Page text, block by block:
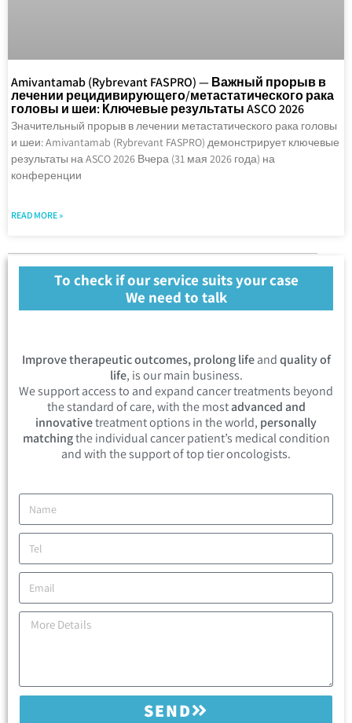
Amivantamab (Rybrevant FASPRO) — Важный прорыв в
лечении рецидивирующего/метастатического рака
головы и шеи: Ключевые результаты ASCO 2026
Значительный прорыв в лечении метастатического рака головы
и шеи: Amivantamab (Rybrevant FASPRO) демонстрирует ключевые
результаты на ASCO 2026 Вчера (31 мая 2026 года) на
конференции
READ MORE »
To check if our service suits your case
We need to talk
Improve therapeutic outcomes, prolong lifeandquality of
life, is our main business.
We support access to and expand cancer treatments beyond
the standard of care, with the mostadvanced and
innovativetreatment options in the world, personally
matchingthe individual cancer patient’s medical condition
and with the support of top tier oncologists.
SEND